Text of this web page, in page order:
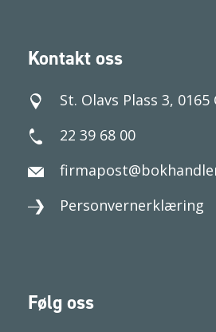
Kontakt oss
St. Olavs Plass 3, 0165
22 39 68 00
Personvernerklæring
Følg oss